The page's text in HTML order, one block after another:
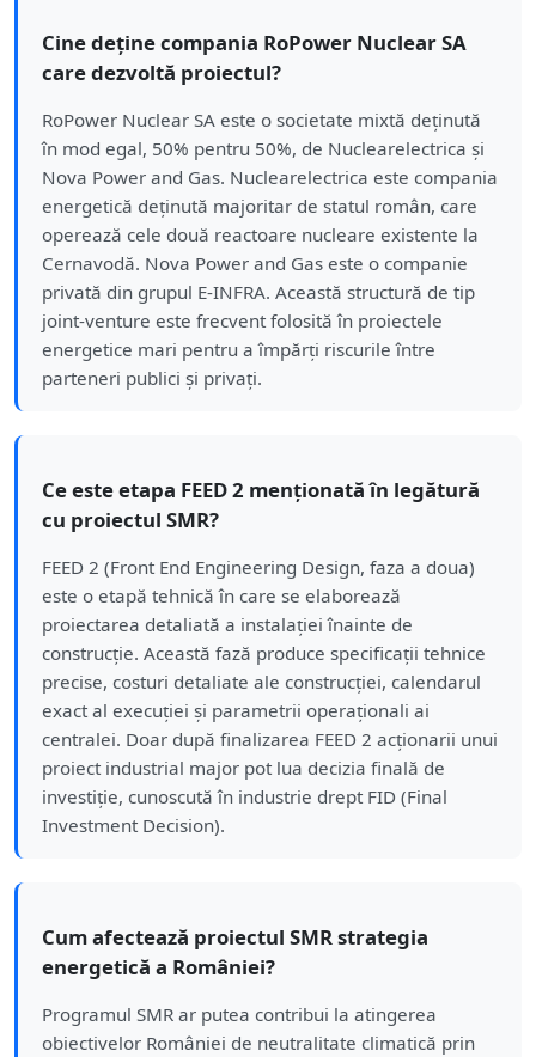
Cine deține compania RoPower Nuclear SA
care dezvoltă proiectul?
RoPower Nuclear SA este o societate mixtă deținută
în mod egal, 50% pentru 50%, de Nuclearelectrica și
Nova Power and Gas. Nuclearelectrica este compania
energetică deținută majoritar de statul român, care
operează cele două reactoare nucleare existente la
Cernavodă. Nova Power and Gas este o companie
privată din grupul E-INFRA. Această structură de tip
joint-venture este frecvent folosită în proiectele
energetice mari pentru a împărți riscurile între
parteneri publici și privați.
Ce este etapa FEED 2 menționată în legătură
cu proiectul SMR?
FEED 2 (Front End Engineering Design, faza a doua)
este o etapă tehnică în care se elaborează
proiectarea detaliată a instalației înainte de
construcție. Această fază produce specificații tehnice
precise, costuri detaliate ale construcției, calendarul
exact al execuției și parametrii operaționali ai
centralei. Doar după finalizarea FEED 2 acționarii unui
proiect industrial major pot lua decizia finală de
investiție, cunoscută în industrie drept FID (Final
Investment Decision).
Cum afectează proiectul SMR strategia
energetică a României?
Programul SMR ar putea contribui la atingerea
obiectivelor României de neutralitate climatică prin